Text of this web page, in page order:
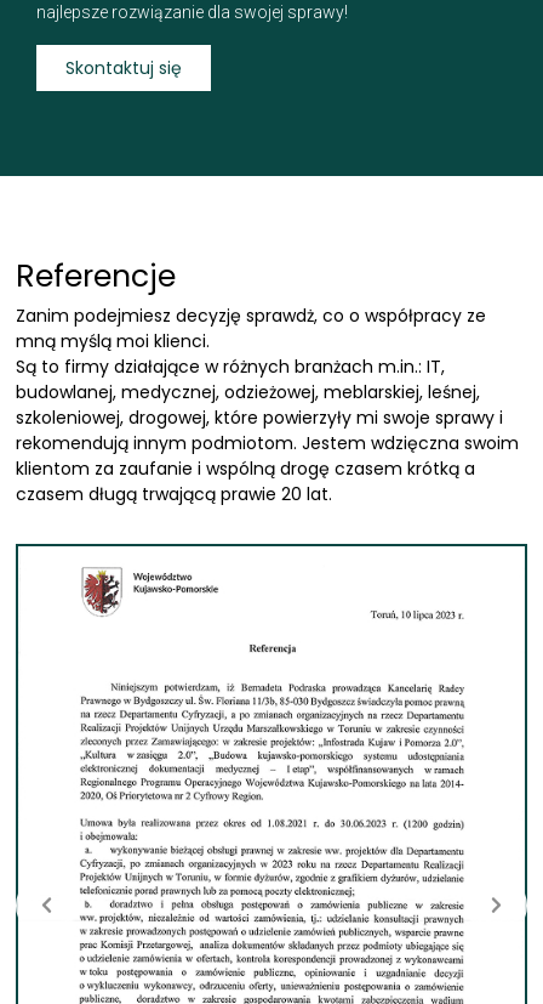
najlepsze rozwiązanie dla swojej sprawy!
Skontaktuj się
Referencje
Zanim podejmiesz decyzję sprawdż, co o współpracy ze
mną myślą moi klienci.
Są to firmy działające w różnych branżach m.in.: IT,
budowlanej, medycznej, odzieżowej, meblarskiej, leśnej,
szkoleniowej, drogowej, które powierzyły mi swoje sprawy i
rekomendują innym podmiotom. Jestem wdzięczna swoim
klientom za zaufanie i wspólną drogę czasem krótką a
czasem długą trwającą prawie 20 lat.